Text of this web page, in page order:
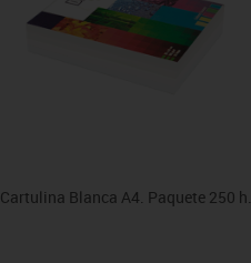
Cartulina Blanca A4. Paquete 250 h.